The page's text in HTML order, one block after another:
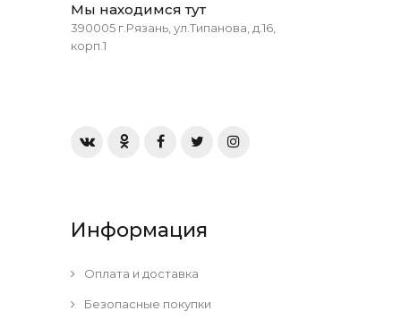
Мы находимся тут
390005 г.Рязань, ул.Типанова, д.16,
корп.1
Информация
Оплата и доставка
Безопасные покупки